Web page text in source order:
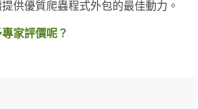
供優質爬蟲程式外包的最佳動力。
家評價呢？